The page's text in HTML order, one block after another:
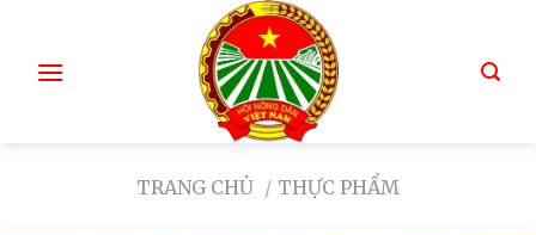
TRANG CHỦ / THỰC PHẨM